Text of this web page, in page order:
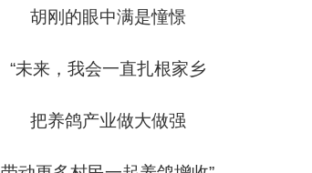
胡刚的眼中满是憧憬
“未来，我会一直扎根家乡
把养鸽产业做大做强